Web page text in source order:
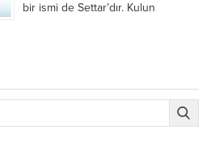
bir ismi de Settar’dır. Kulun
ve örtünmek için kendisini
zorlamak gibi anlamlara gelir. Yani
bir bayanın kendi bedenini yabancı